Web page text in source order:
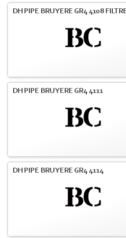
DH PIPE BRUYERE GR4 4108
DH PIPE BRUYERE GR4 4111
DH PIPE BRUYERE GR4 4114